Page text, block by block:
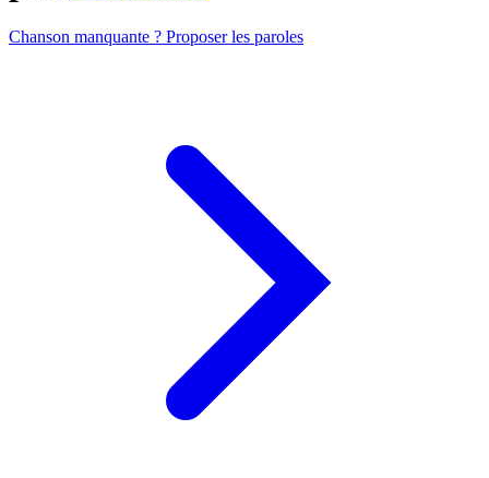
Chanson manquante ? Proposer les paroles